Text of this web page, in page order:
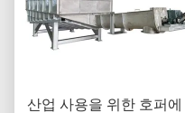
산업 사용을 위한 호퍼에